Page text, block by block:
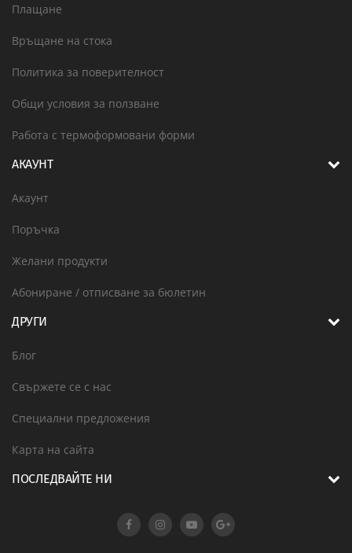
Плащане
Връщане на стока
Политика за поверителност
Общи условия за ползване
Работа с термоформовани форми
АКАУНТ
Акаунт
Поръчка
Желани продукти
Абониране / отписване за бюлетин
ДРУГИ
Блог
Свържете се с нас
Специални предложения
Карта на сайта
ПОСЛЕДВАЙТЕ НИ